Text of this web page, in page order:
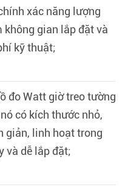
xác năng lượng
không gian lắp đặt và
kỹ thuật;
đo Watt giờ treo tường
có kích thước nhỏ,
giản, linh hoạt trong
và dễ lắp đặt;